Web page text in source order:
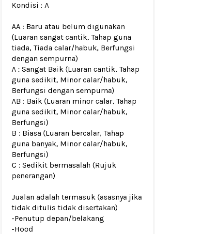
Kondisi : A
AA : Baru atau belum digunakan
(Luaran sangat cantik, Tahap guna
tiada, Tiada calar/habuk, Berfungsi
dengan sempurna)
A : Sangat Baik (Luaran cantik, Tahap
guna sedikit, Minor calar/habuk,
Berfungsi dengan sempurna)
AB : Baik (Luaran minor calar, Tahap
guna sedikit, Minor calar/habuk,
Berfungsi)
B : Biasa (Luaran bercalar, Tahap
guna banyak, Minor calar/habuk,
Berfungsi)
C : Sedikit bermasalah (Rujuk
penerangan)
Jualan adalah termasuk (asasnya jika
tidak ditulis tidak disertakan)
-Penutup depan/belakang
-Hood